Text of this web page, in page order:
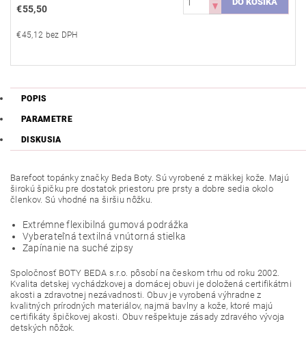
€55,50
€45,12 bez DPH
POPIS
PARAMETRE
DISKUSIA
Barefoot topánky značky Beda Boty. Sú vyrobené z mäkkej kože. Majú
širokú špičku pre dostatok priestoru pre prsty a dobre sedia okolo
členkov. Sú vhodné na širšiu nôžku.
Extrémne flexibilná gumová podrážka
Vyberateľná textilná vnútorná stielka
Zapínanie na suché zipsy
Spoločnosť BOTY BEDA s.r.o. pôsobí na českom trhu od roku 2002.
Kvalita detskej vychádzkovej a domácej obuvi je doložená certifikátmi
akosti a zdravotnej nezávadnosti. Obuv je vyrobená výhradne z
kvalitných prírodných materiálov, najmä bavlny a kože, ktoré majú
certifikáty špičkovej akosti. Obuv rešpektuje zásady zdravého vývoja
detských nôžok.